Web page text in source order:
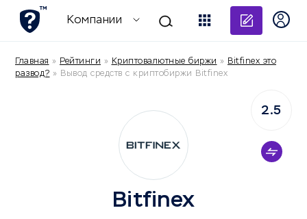
Компании
Главная » Рейтинги » Криптовалютные биржи » Bitfinex это
развод? » Вывод средств с криптобиржи Bitfinex
Bitfinex
2.5